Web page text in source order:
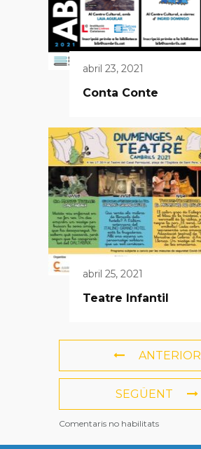
abril 23, 2021
Conta Conte
abril 25, 2021
Teatre Infantil
ANTERIOR
SEGÜENT
Comentaris no habilitats